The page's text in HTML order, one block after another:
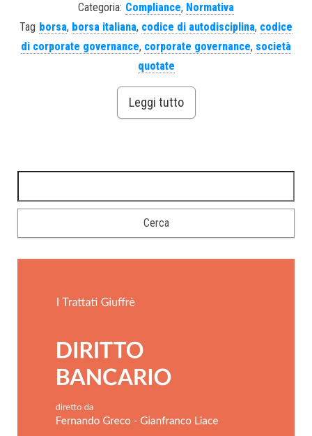
Categoria: Compliance, Normativa
Tag borsa, borsa italiana, codice di autodisciplina, codice
di corporate governance, corporate governance, società
quotate
Leggi tutto